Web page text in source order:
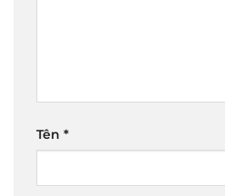
Tên *